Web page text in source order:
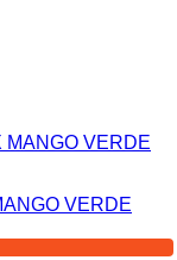
VERDE